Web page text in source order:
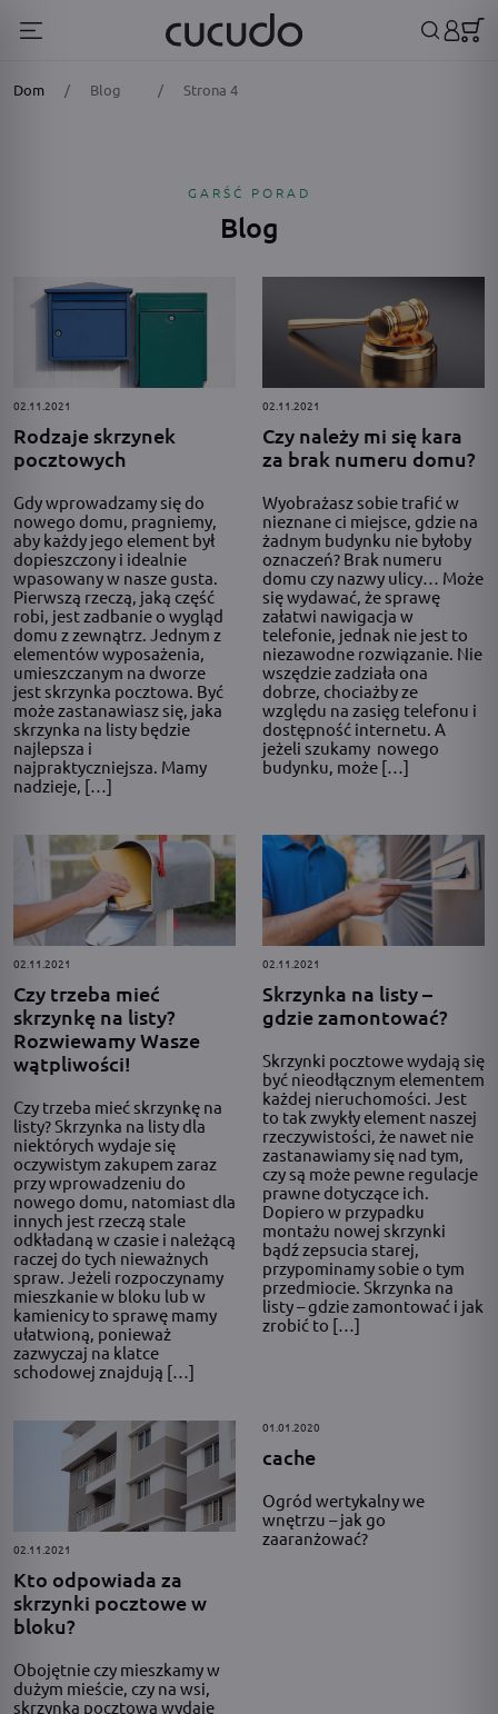
Dom / Blog / Strona 4
GARŚĆ PORAD
Blog
02.11.2021
Rodzaje skrzynek
pocztowych
Gdy wprowadzamy się do
nowego domu, pragniemy,
aby każdy jego element był
dopieszczony i idealnie
wpasowany w nasze gusta.
Pierwszą rzeczą, jaką część
robi, jest zadbanie o wygląd
domu z zewnątrz. Jednym z
elementów wyposażenia,
umieszczanym na dworze
jest skrzynka pocztowa. Być
może zastanawiasz się, jaka
skrzynka na listy będzie
najlepsza i
najpraktyczniejsza. Mamy
nadzieje, […]
02.11.2021
Czy należy mi się kara
za brak numeru domu?
Wyobrażasz sobie trafić w
nieznane ci miejsce, gdzie na
żadnym budynku nie byłoby
oznaczeń? Brak numeru
domu czy nazwy ulicy… Może
się wydawać, że sprawę
załatwi nawigacja w
telefonie, jednak nie jest to
niezawodne rozwiązanie. Nie
wszędzie zadziała ona
dobrze, chociażby ze
względu na zasięg telefonu i
dostępność internetu. A
jeżeli szukamy nowego
budynku, może […]
02.11.2021
Czy trzeba mieć
skrzynkę na listy?
Rozwiewamy Wasze
wątpliwości!
Czy trzeba mieć skrzynkę na
listy? Skrzynka na listy dla
niektórych wydaje się
oczywistym zakupem zaraz
przy wprowadzeniu do
nowego domu, natomiast dla
innych jest rzeczą stale
odkładaną w czasie i należącą
raczej do tych nieważnych
spraw. Jeżeli rozpoczynamy
mieszkanie w bloku lub w
kamienicy to sprawę mamy
ułatwioną, ponieważ
zazwyczaj na klatce
schodowej znajdują […]
02.11.2021
Skrzynka na listy –
gdzie zamontować?
Skrzynki pocztowe wydają się
być nieodłącznym elementem
każdej nieruchomości. Jest
to tak zwykły element naszej
rzeczywistości, że nawet nie
zastanawiamy się nad tym,
czy są może pewne regulacje
prawne dotyczące ich.
Dopiero w przypadku
montażu nowej skrzynki
bądź zepsucia starej,
przypominamy sobie o tym
przedmiocie. Skrzynka na
listy – gdzie zamontować i jak
zrobić to […]
02.11.2021
Kto odpowiada za
skrzynki pocztowe w
bloku?
Obojętnie czy mieszkamy w
dużym mieście, czy na wsi,
skrzynka pocztowa wydaje
01.01.2020
cache
Ogród wertykalny we
wnętrzu – jak go
zaaranżować?